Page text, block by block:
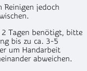
Reinigen jedoch
2 Tagen benötigt, bitte
bis zu ca. 3-5
um Handarbeit
abweichen.